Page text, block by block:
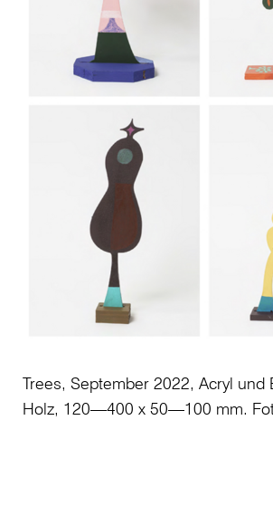
Trees, September 2022, Acryl und
Holz, 120—400 x 50—100 mm.